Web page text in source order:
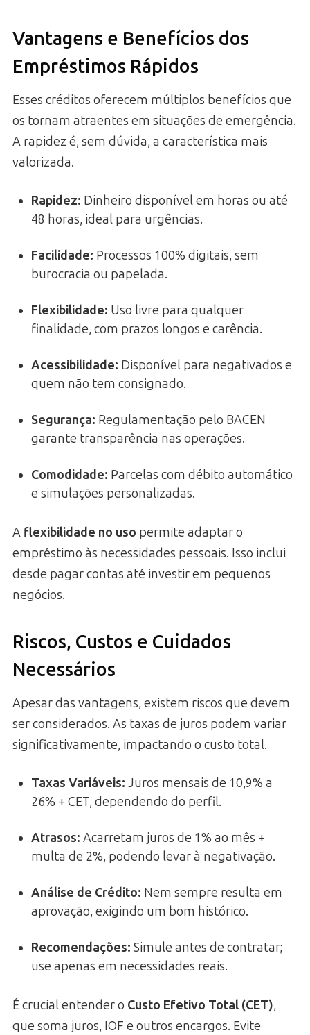
Vantagens e Benefícios dos
Empréstimos Rápidos
Esses créditos oferecem múltiplos benefícios que
os tornam atraentes em situações de emergência.
A rapidez é, sem dúvida, a característica mais
valorizada.
Rapidez: Dinheiro disponível em horas ou até
48 horas, ideal para urgências.
Facilidade: Processos 100% digitais, sem
burocracia ou papelada.
Flexibilidade: Uso livre para qualquer
finalidade, com prazos longos e carência.
Acessibilidade: Disponível para negativados e
quem não tem consignado.
Segurança: Regulamentação pelo BACEN
garante transparência nas operações.
Comodidade: Parcelas com débito automático
e simulações personalizadas.
A flexibilidade no uso permite adaptar o
empréstimo às necessidades pessoais. Isso inclui
desde pagar contas até investir em pequenos
negócios.
Riscos, Custos e Cuidados
Necessários
Apesar das vantagens, existem riscos que devem
ser considerados. As taxas de juros podem variar
significativamente, impactando o custo total.
Taxas Variáveis: Juros mensais de 10,9% a
26% + CET, dependendo do perfil.
Atrasos: Acarretam juros de 1% ao mês +
multa de 2%, podendo levar à negativação.
Análise de Crédito: Nem sempre resulta em
aprovação, exigindo um bom histórico.
Recomendações: Simule antes de contratar;
use apenas em necessidades reais.
É crucial entender o Custo Efetivo Total (CET),
que soma juros, IOF e outros encargos. Evite